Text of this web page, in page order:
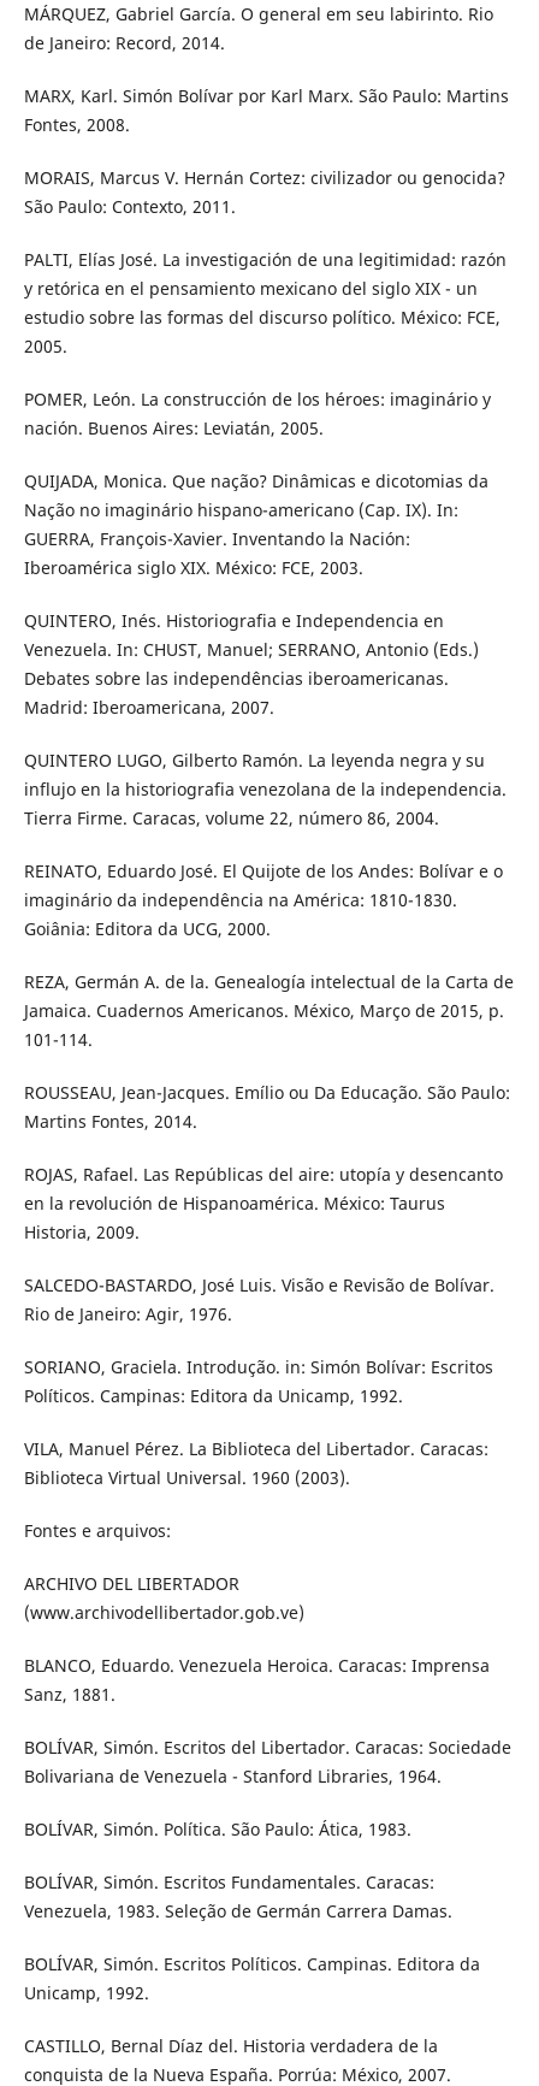
MÁRQUEZ, Gabriel García. O general em seu labirinto. Rio
de Janeiro: Record, 2014.
MARX, Karl. Simón Bolívar por Karl Marx. São Paulo: Martins
Fontes, 2008.
MORAIS, Marcus V. Hernán Cortez: civilizador ou genocida?
São Paulo: Contexto, 2011.
PALTI, Elías José. La investigación de una legitimidad: razón
y retórica en el pensamiento mexicano del siglo XIX - un
estudio sobre las formas del discurso político. México: FCE,
2005.
POMER, León. La construcción de los héroes: imaginário y
nación. Buenos Aires: Leviatán, 2005.
QUIJADA, Monica. Que nação? Dinâmicas e dicotomias da
Nação no imaginário hispano-americano (Cap. IX). In:
GUERRA, François-Xavier. Inventando la Nación:
Iberoamérica siglo XIX. México: FCE, 2003.
QUINTERO, Inés. Historiografia e Independencia en
Venezuela. In: CHUST, Manuel; SERRANO, Antonio (Eds.)
Debates sobre las independências iberoamericanas.
Madrid: Iberoamericana, 2007.
QUINTERO LUGO, Gilberto Ramón. La leyenda negra y su
influjo en la historiografia venezolana de la independencia.
Tierra Firme. Caracas, volume 22, número 86, 2004.
REINATO, Eduardo José. El Quijote de los Andes: Bolívar e o
imaginário da independência na América: 1810-1830.
Goiânia: Editora da UCG, 2000.
REZA, Germán A. de la. Genealogía intelectual de la Carta de
Jamaica. Cuadernos Americanos. México, Março de 2015, p.
101-114.
ROUSSEAU, Jean-Jacques. Emílio ou Da Educação. São Paulo:
Martins Fontes, 2014.
ROJAS, Rafael. Las Repúblicas del aire: utopía y desencanto
en la revolución de Hispanoamérica. México: Taurus
Historia, 2009.
SALCEDO-BASTARDO, José Luis. Visão e Revisão de Bolívar.
Rio de Janeiro: Agir, 1976.
SORIANO, Graciela. Introdução. in: Simón Bolívar: Escritos
Políticos. Campinas: Editora da Unicamp, 1992.
VILA, Manuel Pérez. La Biblioteca del Libertador. Caracas:
Biblioteca Virtual Universal. 1960 (2003).
Fontes e arquivos:
ARCHIVO DEL LIBERTADOR
(www.archivodellibertador.gob.ve)
BLANCO, Eduardo. Venezuela Heroica. Caracas: Imprensa
Sanz, 1881.
BOLÍVAR, Simón. Escritos del Libertador. Caracas: Sociedade
Bolivariana de Venezuela - Stanford Libraries, 1964.
BOLÍVAR, Simón. Política. São Paulo: Ática, 1983.
BOLÍVAR, Simón. Escritos Fundamentales. Caracas:
Venezuela, 1983. Seleção de Germán Carrera Damas.
BOLÍVAR, Simón. Escritos Políticos. Campinas. Editora da
Unicamp, 1992.
CASTILLO, Bernal Díaz del. Historia verdadera de la
conquista de la Nueva España. Porrúa: México, 2007.